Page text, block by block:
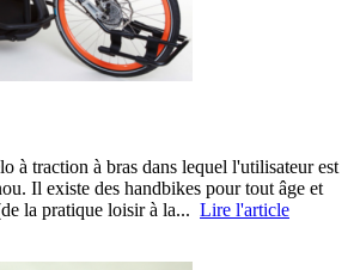
à traction à bras dans lequel l'utilisateur est
Il existe des handbikes pour tout âge et
la pratique loisir à la... Lire l'article